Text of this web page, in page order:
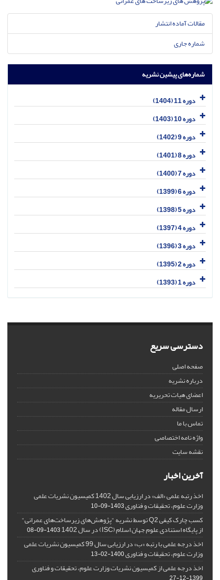
مقالات آماده انتشار
شماره جاری
شماره‌های پیشین نشریه
دوره 11 (1404)
دوره 10 (1403)
دوره 9 (1402)
دوره 8 (1401)
دوره 7 (1400)
دوره 6 (1399)
دوره 5 (1398)
دوره 4 (1397)
دوره 3 (1396)
دوره 2 (1395)
دوره 1 (1393)
دسترسی سریع
صفحه اصلی
درباره نشریه
اعضای هیات تحریریه
ارسال مقاله
تماس با ما
واژه نامه اختصاصی
نقشه سایت
آخرین اخبار
اخذ رتبه علمی «الف» در ارزیابی سال 1402 کمیسیون نشریات علمی
وزارت علوم، تحقیقات و فناوری1403-09-10
کسب چارک کیفی Q2 توسط نشریه "پژوهش‌های زیرساخت‌های عمرانی"
از پایگاه استنادی علوم جهان اسلام (ISC) در سال 1402 1403-09-08
اخذ درجه علمی با رتبه «ب» در ارزیابی سال 99 کمیسیون نشریات علمی
وزارت علوم، تحقیقات و فناوری1400-02-13
اخذ درجه علمی از کمیسیون نشریات وزارت علوم، تحقیقات و فناوری